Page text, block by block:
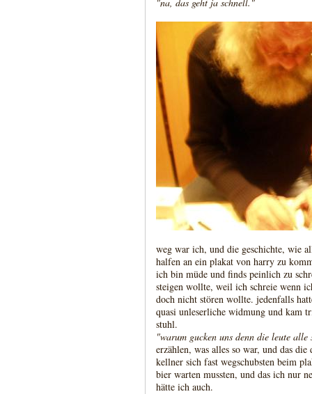
weg war ich, und die geschichte, wie
halfen an ein plakat von harry zu
ich bin müde und finds peinlich zu
steigen wollte, weil ich schreie wenn
doch nicht stören wollte. jedenfalls
quasi unleserliche widmung und kam
stuhl.
"warum gucken uns denn die leute alle
erzählen, was alles so war, und das
kellner sich fast wegschubsten beim
bier warten mussten, und das ich nur
hätte ich auch.